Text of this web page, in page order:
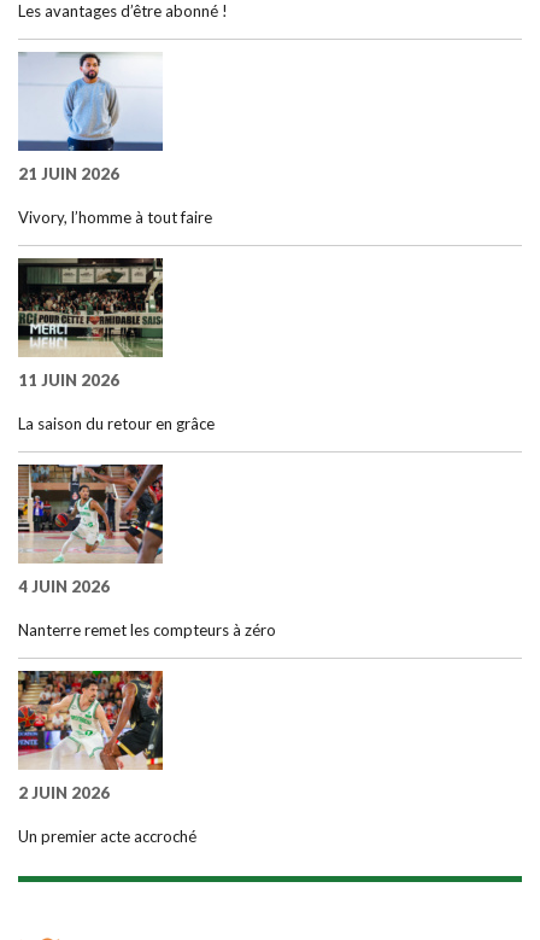
Les avantages d’être abonné !
21 JUIN 2026
Vivory, l’homme à tout faire
11 JUIN 2026
La saison du retour en grâce
4 JUIN 2026
Nanterre remet les compteurs à zéro
2 JUIN 2026
Un premier acte accroché